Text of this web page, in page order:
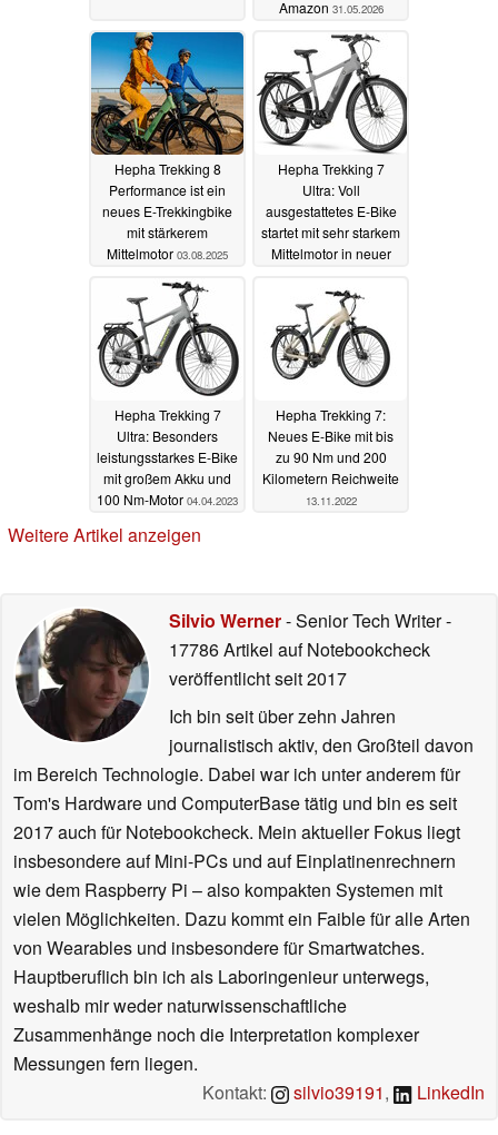
Amazon 31.05.2026
Hepha Trekking 8
Performance ist ein
neues E-Trekkingbike
mit stärkerem
Mittelmotor 03.08.2025
Hepha Trekking 7
Ultra: Voll
ausgestattetes E-Bike
startet mit sehr starkem
Mittelmotor in neuer
Hepha Trekking 7
Ultra: Besonders
leistungsstarkes E-Bike
mit großem Akku und
100 Nm-Motor 04.04.2023
Hepha Trekking 7:
Neues E-Bike mit bis
zu 90 Nm und 200
Kilometern Reichweite
13.11.2022
Weitere Artikel anzeigen
Silvio Werner- Senior Tech Writer-
17786 Artikel auf Notebookcheck
veröffentlichtseit 2017
Ich bin seit über zehn Jahren
journalistisch aktiv, den Großteil davon
im Bereich Technologie. Dabei war ich unter anderem für
Tom's Hardware und ComputerBase tätig und bin es seit
2017 auch für Notebookcheck. Mein aktueller Fokus liegt
insbesondere auf Mini-PCs und auf Einplatinenrechnern
wie dem Raspberry Pi – also kompakten Systemen mit
vielen Möglichkeiten. Dazu kommt ein Faible für alle Arten
von Wearables und insbesondere für Smartwatches.
Hauptberuflich bin ich als Laboringenieur unterwegs,
weshalb mir weder naturwissenschaftliche
Zusammenhänge noch die Interpretation komplexer
Messungen fern liegen.
Kontakt:
silvio39191, LinkedIn